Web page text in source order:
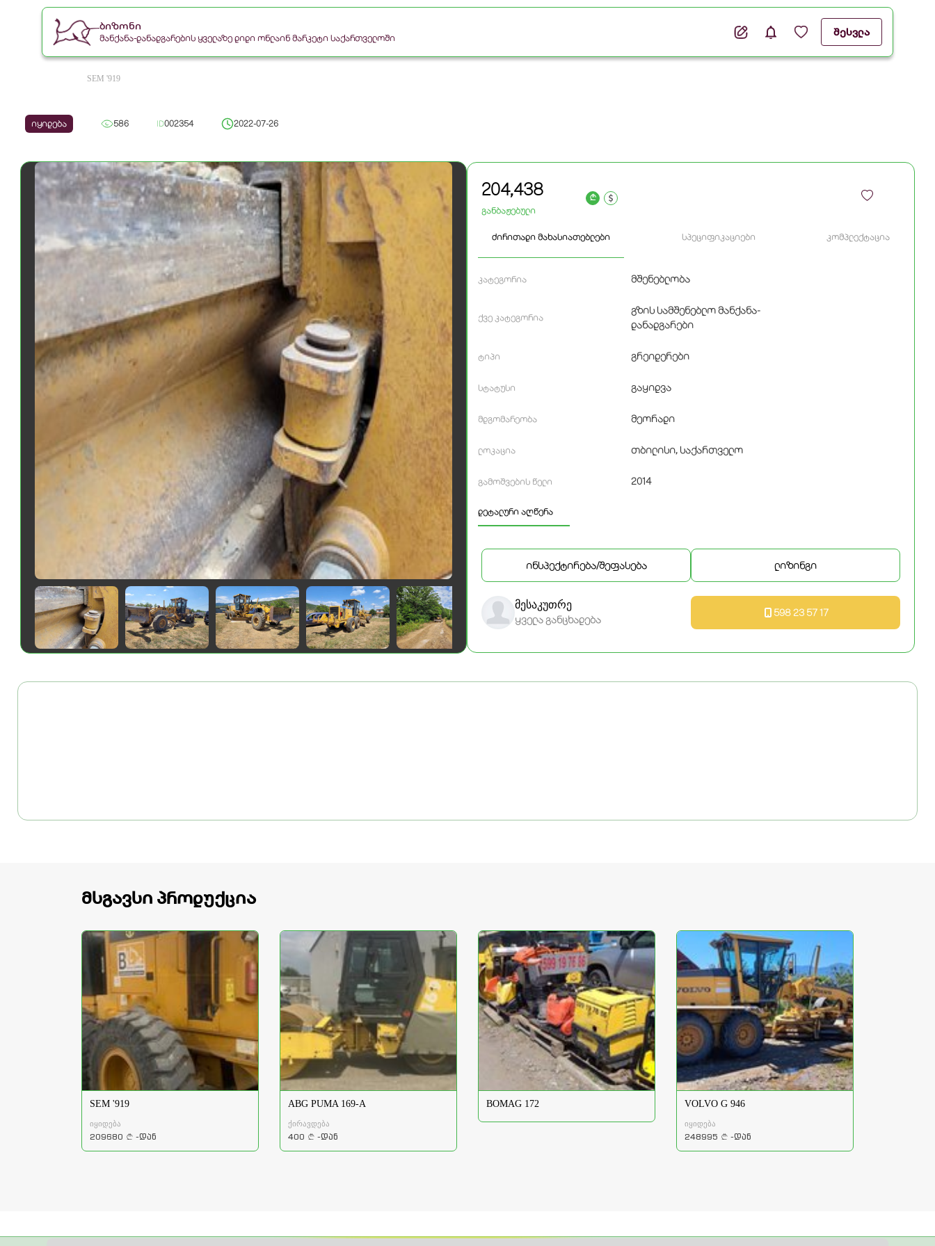
ბიზონი
მანქანა-დანადგარების ყველაზე დიდი ონლაინ მარკეტი საქართველოში
შესვლა
SEM '919
იყიდება 586 ID002354 2022-07-26
204,438
განბაჟებული
a
ძირითადი მახასიათებლები სპეციფიკაციები კომპლექტაცია
კატეგორია მშენებლობა
ქვე კატეგორია
გზის სამშენებლო მანქანა-
დანადგარები
ტიპი გრეიდერები
სტატუსი გაყიდვა
მდგომარეობა მეორადი
ლოკაცია თბილისი, საქართველო
გამოშვების წელი 2014
დეტალური აღწერა
ინსპექტირება/შეფასება ლიზინგი
მესაკუთრე
ყველა განცხადება
598 23 57 17
მსგავსი პროდუქცია
SEM '919
იყიდება
209680 a -დან
ABG PUMA 169-A
ქირავდება
400 a -დან
BOMAG 172 VOLVO G 946
იყიდება
248995 a -დან